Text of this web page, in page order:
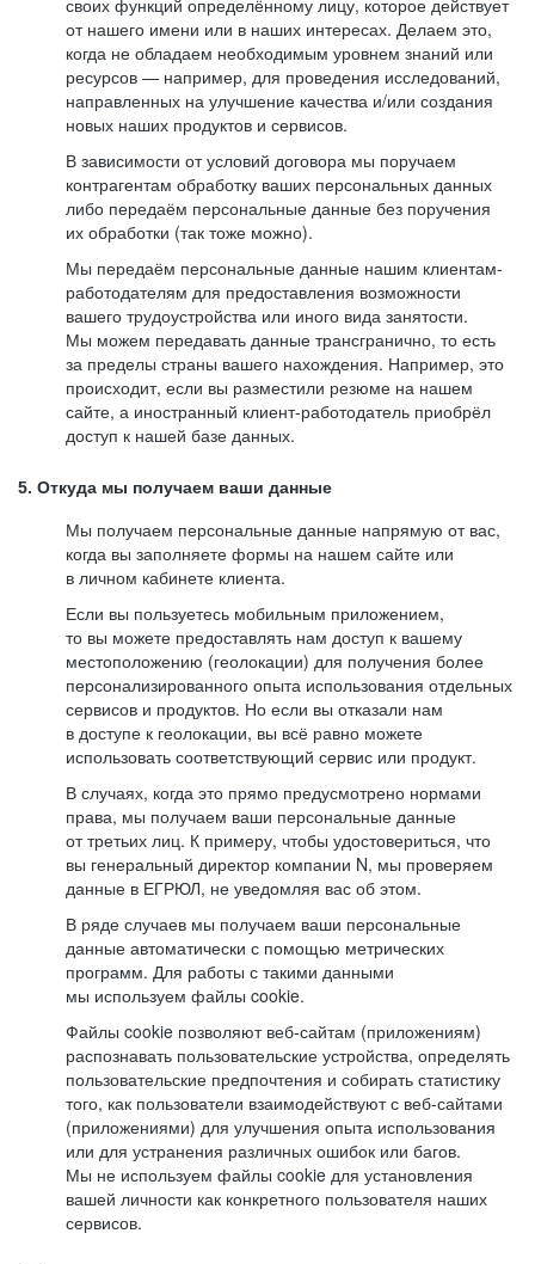
своих функций определённому лицу, которое действует
от нашего имени или в наших интересах. Делаем это,
когда не обладаем необходимым уровнем знаний или
ресурсов — например, для проведения исследований,
направленных на улучшение качества и/или создания
новых наших продуктов и сервисов.
В зависимости от условий договора мы поручаем
контрагентам обработку ваших персональных данных
либо передаём персональные данные без поручения
их обработки (так тоже можно).
Мы передаём персональные данные нашим клиентам-
работодателям для предоставления возможности
вашего трудоустройства или иного вида занятости.
Мы можем передавать данные трансгранично, то есть
за пределы страны вашего нахождения. Например, это
происходит, если вы разместили резюме на нашем
сайте, а иностранный клиент-работодатель приобрёл
доступ к нашей базе данных.
5. Откуда мы получаем ваши данные
Мы получаем персональные данные напрямую от вас,
когда вы заполняете формы на нашем сайте или
в личном кабинете клиента.
Если вы пользуетесь мобильным приложением,
то вы можете предоставлять нам доступ к вашему
местоположению (геолокации) для получения более
персонализированного опыта использования отдельных
сервисов и продуктов. Но если вы отказали нам
в доступе к геолокации, вы всё равно можете
использовать соответствующий сервис или продукт.
В случаях, когда это прямо предусмотрено нормами
права, мы получаем ваши персональные данные
от третьих лиц. К примеру, чтобы удостовериться, что
вы генеральный директор компании N, мы проверяем
данные в ЕГРЮЛ, не уведомляя вас об этом.
В ряде случаев мы получаем ваши персональные
данные автоматически с помощью метрических
программ. Для работы с такими данными
мы используем файлы cookie.
Файлы cookie позволяют веб-сайтам (приложениям)
распознавать пользовательские устройства, определять
пользовательские предпочтения и собирать статистику
того, как пользователи взаимодействуют с веб-сайтами
(приложениями) для улучшения опыта использования
или для устранения различных ошибок или багов.
Мы не используем файлы cookie для установления
вашей личности как конкретного пользователя наших
сервисов.